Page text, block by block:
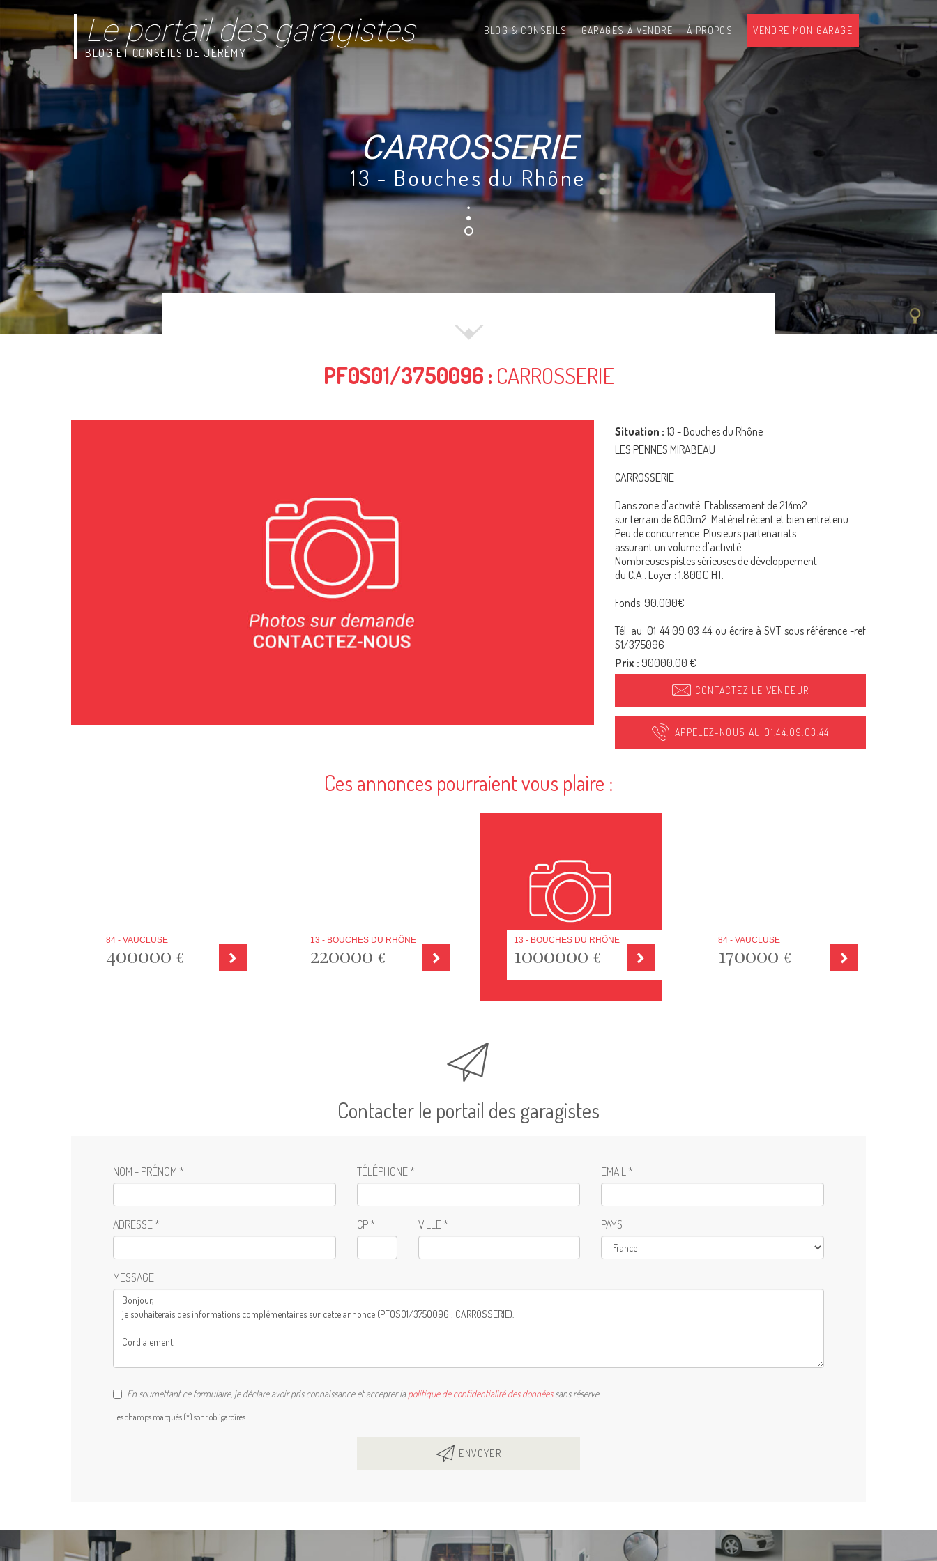
Le portail des garagistes
BLOG ET CONSEILS DE JÉRÉMY
BLOG & CONSEILS GARAGES À VENDRE À PROPOS VENDRE MON GARAGE
CARROSSERIE
13 - Bouches du Rhône
PF0S01/3750096 : CARROSSERIE
Situation : 13 - Bouches du Rhône
LES PENNES MIRABEAU
CARROSSERIE
Dans zone d'activité. Etablissement de 214m2
sur terrain de 800m2. Matériel récent et bien entretenu.
Peu de concurrence. Plusieurs partenariats
assurant un volume d'activité.
Nombreuses pistes sérieuses de développement
du C.A.. Loyer : 1.800€ HT.
Fonds: 90.000€
Tél. au: 01 44 09 03 44 ou écrire à SVT sous référence -ref
S1/375096
Prix : 90000.00 €
CONTACTEZ LE VENDEUR
APPELEZ-NOUS AU 01.44.09.03.44
Ces annonces pourraient vous plaire :
84 - VAUCLUSE
400000€
13 - BOUCHES DU RHÔNE
220000 €
13 - BOUCHES DU RHÔNE
1000000€
84 - VAUCLUSE
170000 €
Contacter le portail des garagistes
NOM - PRÉNOM * TÉLÉPHONE * EMAIL *
ADRESSE * CP * VILLE * PAYS
MESSAGE
En soumettant ce formulaire, je déclare avoir pris connaissance et accepter lapolitique de confidentialité des donnéessans réserve.
Les champs marqués (*) sont obligatoires
ENVOYER